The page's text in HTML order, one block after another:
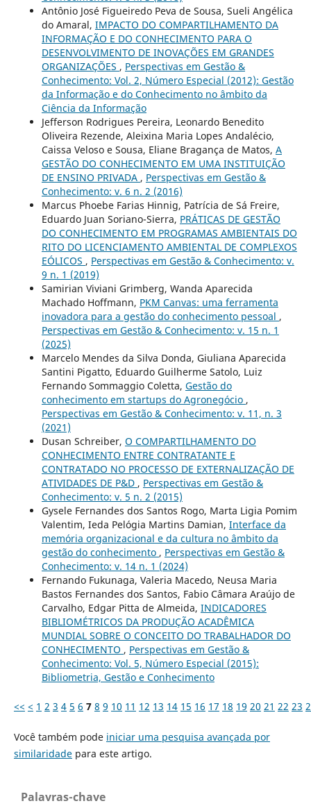
Antônio José Figueiredo Peva de Sousa, Sueli Angélica
do Amaral, IMPACTO DO COMPARTILHAMENTO DA
INFORMAÇÃO E DO CONHECIMENTO PARA O
DESENVOLVIMENTO DE INOVAÇÕES EM GRANDES
ORGANIZAÇÕES , Perspectivas em Gestão &
Conhecimento: Vol. 2, Número Especial (2012): Gestão
da Informação e do Conhecimento no âmbito da
Ciência da Informação
Jefferson Rodrigues Pereira, Leonardo Benedito
Oliveira Rezende, Aleixina Maria Lopes Andalécio,
Caissa Veloso e Sousa, Eliane Bragança de Matos, A
GESTÃO DO CONHECIMENTO EM UMA INSTITUIÇÃO
DE ENSINO PRIVADA , Perspectivas em Gestão &
Conhecimento: v. 6 n. 2 (2016)
Marcus Phoebe Farias Hinnig, Patrícia de Sá Freire,
Eduardo Juan Soriano-Sierra, PRÁTICAS DE GESTÃO
DO CONHECIMENTO EM PROGRAMAS AMBIENTAIS DO
RITO DO LICENCIAMENTO AMBIENTAL DE COMPLEXOS
EÓLICOS , Perspectivas em Gestão & Conhecimento: v.
9 n. 1 (2019)
Samirian Viviani Grimberg, Wanda Aparecida
Machado Hoffmann, PKM Canvas: uma ferramenta
inovadora para a gestão do conhecimento pessoal ,
Perspectivas em Gestão & Conhecimento: v. 15 n. 1
(2025)
Marcelo Mendes da Silva Donda, Giuliana Aparecida
Santini Pigatto, Eduardo Guilherme Satolo, Luiz
Fernando Sommaggio Coletta, Gestão do
conhecimento em startups do Agronegócio ,
Perspectivas em Gestão & Conhecimento: v. 11, n. 3
(2021)
Dusan Schreiber, O COMPARTILHAMENTO DO
CONHECIMENTO ENTRE CONTRATANTE E
CONTRATADO NO PROCESSO DE EXTERNALIZAÇÃO DE
ATIVIDADES DE P&D , Perspectivas em Gestão &
Conhecimento: v. 5 n. 2 (2015)
Gysele Fernandes dos Santos Rogo, Marta Ligia Pomim
Valentim, Ieda Pelógia Martins Damian, Interface da
memória organizacional e da cultura no âmbito da
gestão do conhecimento , Perspectivas em Gestão &
Conhecimento: v. 14 n. 1 (2024)
Fernando Fukunaga, Valeria Macedo, Neusa Maria
Bastos Fernandes dos Santos, Fabio Câmara Araújo de
Carvalho, Edgar Pitta de Almeida, INDICADORES
BIBLIOMÉTRICOS DA PRODUÇÃO ACADÊMICA
MUNDIAL SOBRE O CONCEITO DO TRABALHADOR DO
CONHECIMENTO , Perspectivas em Gestão &
Conhecimento: Vol. 5, Número Especial (2015):
Bibliometria, Gestão e Conhecimento
<< < 1 2 3 4 5 6 7 8 9 10 11 12 13 14 15 16 17 18 19 20 21 22 23
Você também pode iniciar uma pesquisa avançada por
similaridadepara este artigo.
Palavras-chave